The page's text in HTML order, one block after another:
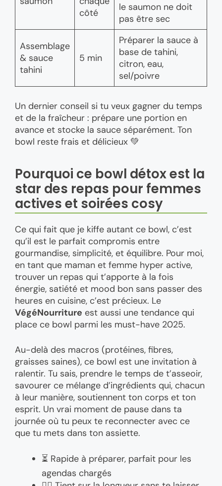
côté
le saumon ne doit
pas être sec
Assemblage
& sauce
tahini
5 min
Préparer la sauce à
base de tahini,
citron, eau,
sel/poivre
Un dernier conseil si tu veux gagner du temps
et de la fraîcheur : prépare une portion en
avance et stocke la sauce séparément. Ton
bowl reste frais et délicieux 💚
Pourquoi ce bowl détox est la
star des repas pour femmes
actives et soirées cosy
Ce qui fait que je kiffe autant ce bowl, c’est
qu’il est le parfait compromis entre
gourmandise, simplicité, et équilibre. Pour moi,
en tant que maman et femme hyper active,
trouver un repas qui t’apporte à la fois
énergie, satiété et mood bon sans passer des
heures en cuisine, c’est précieux. Le
VégéNourriture est aussi une tendance qui
place ce bowl parmi les must-have 2025.
Au-delà des macros (protéines, fibres,
graisses saines), ce bowl est une invitation à
ralentir. Tu sais, prendre le temps de t’asseoir,
savourer ce mélange d’ingrédients qui, chacun
à leur manière, soutiennent ton corps et ton
esprit. Un vrai moment de pause dans ta
journée où tu peux te reconnecter avec ce
que tu mets dans ton assiette.
⏳ Rapide à préparer, parfait pour les
agendas chargés